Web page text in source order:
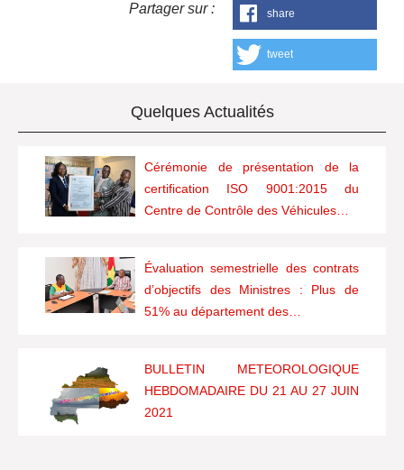
Partager sur : share
tweet
Quelques Actualités
Cérémonie de présentation de la
certification ISO 9001:2015 du
Centre de Contrôle des Véhicules…
Évaluation semestrielle des contrats
d’objectifs des Ministres : Plus de
51% au département des…
BULLETIN METEOROLOGIQUE
HEBDOMADAIRE DU 21 AU 27 JUIN
2021